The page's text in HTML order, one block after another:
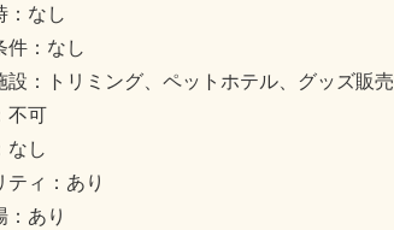
：なし
件：なし
設：トリミング、ペットホテル、グッズ販売
不可
なし
ティ：あり
：あり